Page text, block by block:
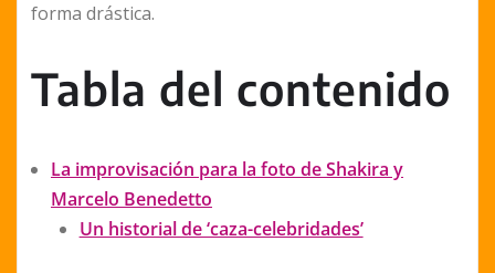
forma drástica.
Tabla del contenido
La improvisación para la foto de Shakira y
Marcelo Benedetto
Un historial de ‘caza-celebridades’